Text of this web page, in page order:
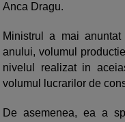
Anca Dragu.
Ministrul a mai
anului, volumul
nivelul realizat in
volumul lucrarilor de
De asemenea, ea a